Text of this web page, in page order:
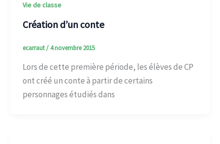
Vie de classe
Création d’un conte
ecarraut/4 novembre 2015
Lors de cette première période, les élèves de CP
ont créé un conte à partir de certains
personnages étudiés dans